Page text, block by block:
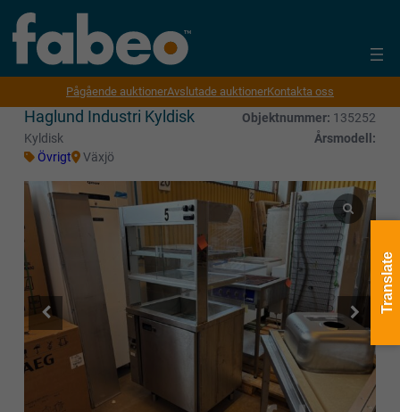
Pågående auktionerAvslutade auktionerKontakta oss
Haglund Industri Kyldisk Objektnummer: 135252
Kyldisk
Årsmodell:
Övrigt
Växjö
Translate